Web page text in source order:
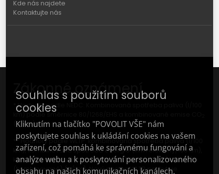
Kde nás najdete
Kontaktujte nás
Zákonné oznámení
* Hodnoty podle NEDC: Kombinovaná spotřeba paliva (l/100
km) podle směrnice 80/1268/EHS a kombinované emise CO
(g/km).
** Hodnoty podle WLTP: kombinovaná spotřeba paliva (l/100
km), kombinovaná spotřeba energie (kWh elektřiny/100 km),
kombinovaný elektrický dojezd (km); Emise CO2(vážené)
(kombinované) (g/km). Nový postup WLTP poskytuje
Souhlas s použitím souborů
cookies
Kliknutím na tlačítko "POVOLIT VŠE" nám
poskytujete souhlas k ukládání cookies na vašem
zařízení, což pomáhá ke správnému fungování a
analýze webu a k poskytování personalizovaného
obsahu na našich komunikačních kanálech.